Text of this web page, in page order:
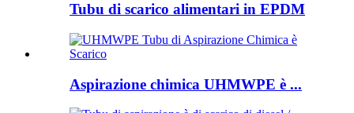
Tubu di scarico alimentari in EPDM
Aspirazione chimica UHMWPE è ...